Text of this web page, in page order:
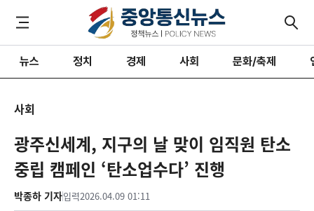
뉴스 정치 경제 사회 문화/축제
사회
광주신세계, 지구의 날 맞이 임직원 탄소
중립 캠페인 ‘탄소업수다’ 진행
박종하 기자입력2026.04.09 01:11